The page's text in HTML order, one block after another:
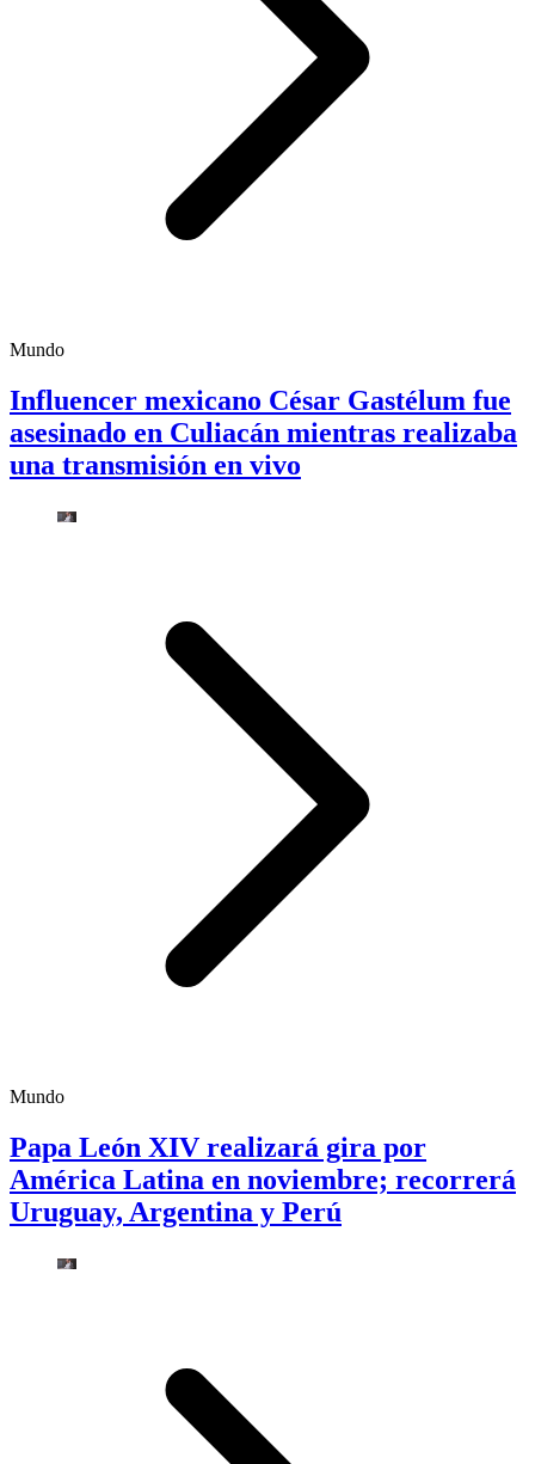
Mundo
Influencer mexicano César Gastélum fue
asesinado en Culiacán mientras realizaba
una transmisión en vivo
Mundo
Papa León XIV realizará gira por
América Latina en noviembre; recorrerá
Uruguay, Argentina y Perú